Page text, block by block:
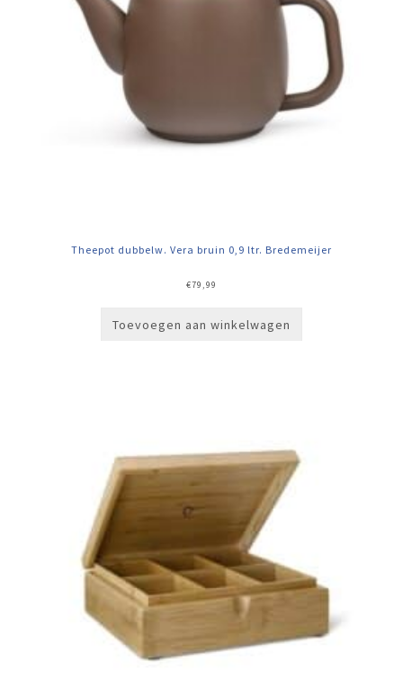
Theepot dubbelw. Vera bruin 0,9 ltr. Bredemeijer
€79,99
Toevoegen aan winkelwagen